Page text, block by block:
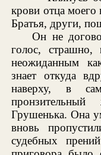
крови отца
Братья, други,
Он не
голос,
неожиданным
знает откуда
наверху, в
Грушенька. Она
вновь
судебных